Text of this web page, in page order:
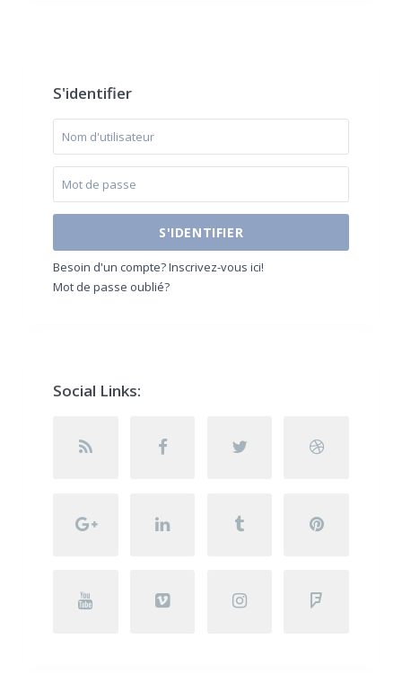
S'identifier
S'IDENTIFIER
Besoin d'un compte? Inscrivez-vous ici!
Mot de passe oublié?
Social Links: